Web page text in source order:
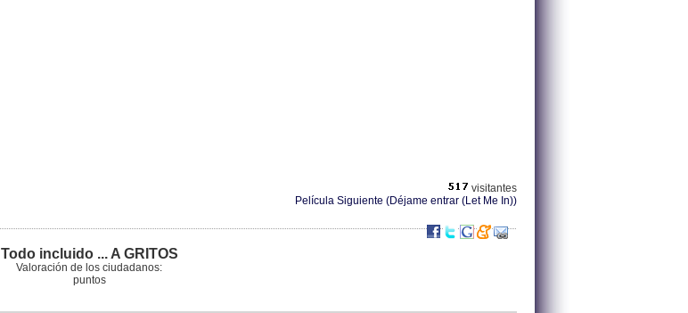
visitantes
Película Siguiente (Déjame entrar (Let Me In))
Todo incluido ... A GRITOS
Valoración de los ciudadanos:
puntos